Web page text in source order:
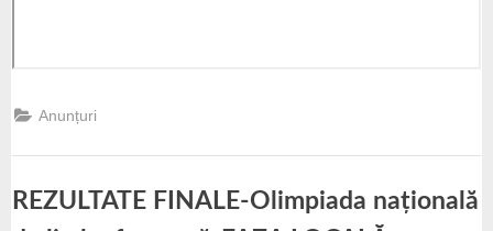
Anunțuri
REZULTATE FINALE-Olimpiada națională